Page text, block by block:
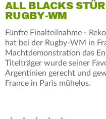
ALL BLACKS
RUGBY-WM
Fünfte Finalteilnahme -
hat bei der Rugby-WM in
Machtdemonstration das
Titelträger wurde seiner
Argentinien gerecht und
France in Paris mühelos.